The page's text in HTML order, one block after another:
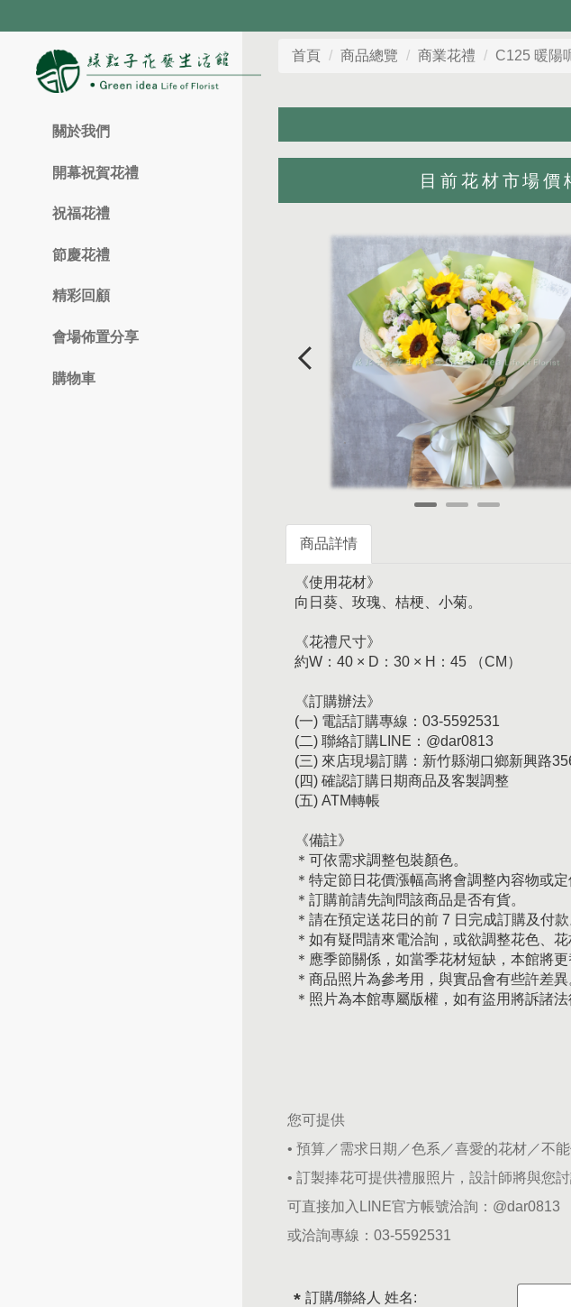
關於我們
開幕祝賀花禮
祝福花禮
節慶花禮
精彩回顧
會場佈置分享
購物車
首頁 商品總覽 商業花禮 C125 暖陽
目前花材市場
商品詳情
《使用花材》
向日葵、玫瑰、桔梗、小菊。
《花禮尺寸》
約W：40 × D：30 × H：45 （CM）
《訂購辦法》
(一) 電話訂購專線：03-5592531
(二) 聯絡訂購LINE：@dar0813
(三) 來店現場訂購：新竹縣湖口鄉新興路
(四) 確認訂購日期商品及客製調整
(五) ATM轉帳
《備註》
＊可依需求調整包裝顏色。
＊特定節日花價漲幅高將會調整內容物或定
＊訂購前請先詢問該商品是否有貨。
＊請在預定送花日的前 7 日完成訂購及付款
＊如有疑問請來電洽詢，或欲調整花色、花
＊應季節關係，如當季花材短缺，本館將更
＊商品照片為參考用，與實品會有些許差異
＊照片為本館專屬版權，如有盜用將訴諸法
您可提供
• 預算／需求日期／色系／喜愛的花材／不
• 訂製捧花可提供禮服照片，設計師將與您
可直接加入LINE官方帳號洽詢： @dar0813
或洽詢專線： 03-5592531
訂購/聯絡人 姓名: